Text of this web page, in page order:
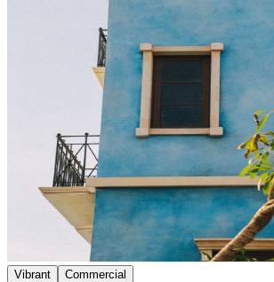
Vibrant Commercial